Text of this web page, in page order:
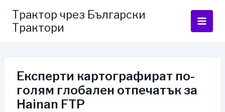
content
Трактор чрез Български
Трактори
Експерти картографират по-
голям глобален отпечатък за
Hainan FTP